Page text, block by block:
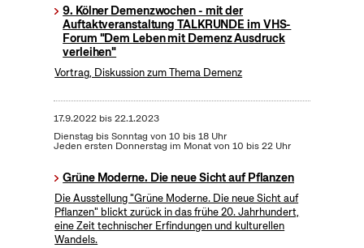
9. Kölner Demenzwochen - mit der
Auftaktveranstaltung TALKRUNDE im VHS-
Forum "Dem Leben mit Demenz Ausdruck
verleihen"
Vortrag, Diskussion zum Thema Demenz
17.9.2022bis22.1.2023
Dienstag bis Sonntag von 10 bis 18 Uhr
Jeden ersten Donnerstag im Monat von 10 bis 22 Uhr
Grüne Moderne. Die neue Sicht auf Pflanzen
Die Ausstellung "Grüne Moderne. Die neue Sicht auf
Pflanzen" blickt zurück in das frühe 20. Jahrhundert,
eine Zeit technischer Erfindungen und kulturellen
Wandels.